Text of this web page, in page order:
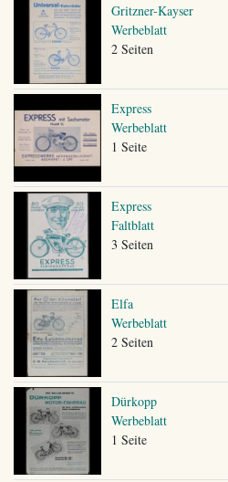
Gritzner-Kayser
Werbeblatt
2 Seiten
Express
Werbeblatt
1 Seite
Express
Faltblatt
3 Seiten
Elfa
Werbeblatt
2 Seiten
Dürkopp
Werbeblatt
1 Seite